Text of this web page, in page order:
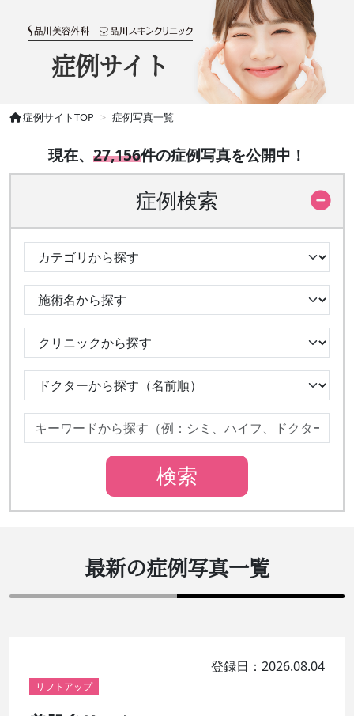
症例サイト
症例サイトTOP 症例写真一覧
現在、 27,156件の症例写真を公開中！
症例検索
最新の症例写真一覧
登録日：2026.08.04
リフトアップ